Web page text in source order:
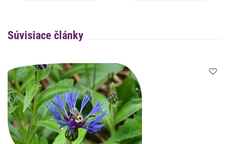
Súvisiace články